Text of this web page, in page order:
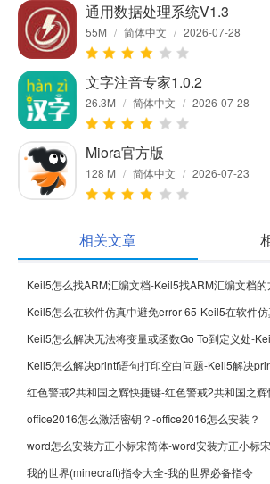
通用数据处理系统V1.3
55M / 简体中文 / 2026-07-28
文字注音专家1.0.2
26.3M / 简体中文 / 2026-07-28
Miora官方版
128 M / 简体中文 / 2026-07-23
相关文章
Keil5怎么找ARM汇编文档-Keil5找ARM汇编文档的
红色警戒2共和国之辉快捷键-红色警戒2共和国之辉
office2016怎么激活密钥？-office2016怎么安装？
word怎么安装方正小标宋简体-word安装方正小标
我的世界(minecraft)指令大全-我的世界必备指令